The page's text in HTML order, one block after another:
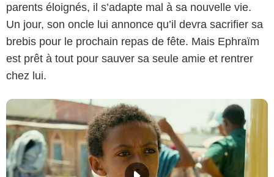
parents éloignés, il s’adapte mal à sa nouvelle vie.
Un jour, son oncle lui annonce qu’il devra sacrifier sa
brebis pour le prochain repas de fête. Mais Ephraïm
est prêt à tout pour sauver sa seule amie et rentrer
chez lui.